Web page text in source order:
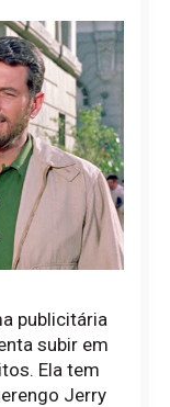
publicitária
subir em
Ela tem
Jerry